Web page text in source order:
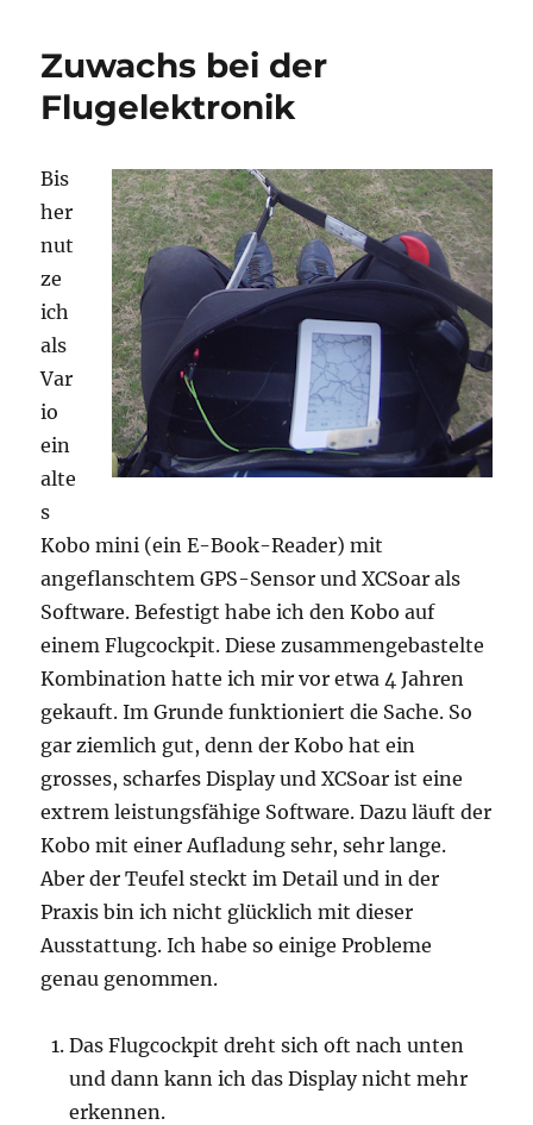
Zuwachs bei der
Flugelektronik
Bis
her
nut
ze
ich
als
Var
io
ein
alte
s
Kobo mini (ein E-Book-Reader) mit
angeflanschtem GPS-Sensor und XCSoar als
Software. Befestigt habe ich den Kobo auf
einem Flugcockpit. Diese zusammengebastelte
Kombination hatte ich mir vor etwa 4 Jahren
gekauft. Im Grunde funktioniert die Sache. So
gar ziemlich gut, denn der Kobo hat ein
grosses, scharfes Display und XCSoar ist eine
extrem leistungsfähige Software. Dazu läuft der
Kobo mit einer Aufladung sehr, sehr lange.
Aber der Teufel steckt im Detail und in der
Praxis bin ich nicht glücklich mit dieser
Ausstattung. Ich habe so einige Probleme
genau genommen.
Das Flugcockpit dreht sich oft nach unten
und dann kann ich das Display nicht mehr
erkennen.